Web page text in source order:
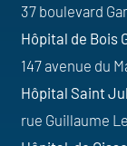
37 boulevard
Hôpital de Bois
147 avenue du
Hôpital Saint
rue Guillaume